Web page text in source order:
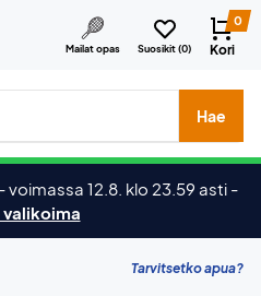
Mailat opas Suosikit (0)
0
Kori
jne.
Hae
-voimassa 12.8. klo 23.59 asti -
valikoima
Tarvitsetko apua?